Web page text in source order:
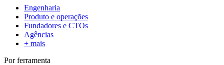
Engenharia
Produto e operações
Fundadores e CTOs
Agências
+ mais
Por ferramenta